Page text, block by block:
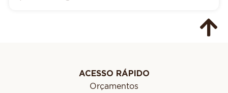
ACESSO RÁPIDO
Orçamentos